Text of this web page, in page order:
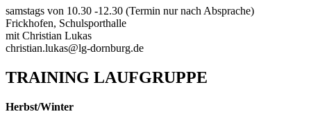
samstags von 10.30 -12.30 (Termin nur nach Absprache)
Frickhofen, Schulsporthalle
mit Christian Lukas
christian.lukas@lg-dornburg.de
TRAINING LAUFGRUPPE
Herbst/Winter